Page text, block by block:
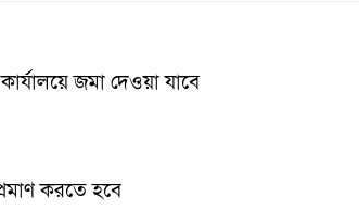
জমা দেওয়া যাবে
করতে হবে